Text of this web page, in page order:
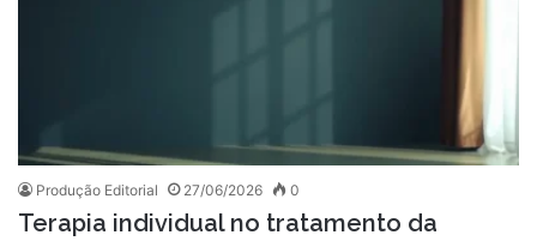
Produção Editorial 27/06/2026 0
Terapia individual no tratamento da